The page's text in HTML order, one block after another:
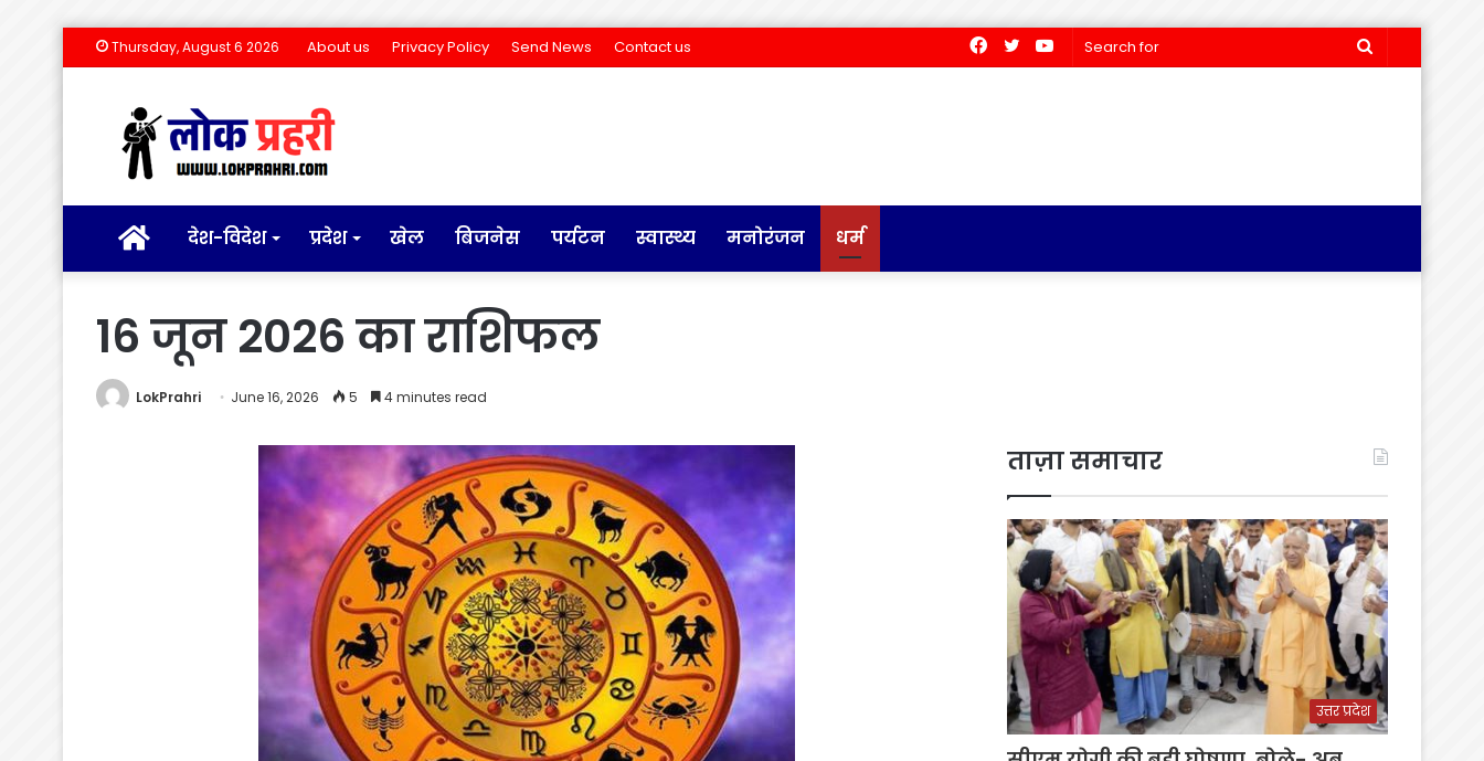
Thursday, August 6 2026 About us Privacy Policy Send News Contact us
Search
YouTube
Twitter
Facebook
होम देश-विदेश प्रदेश खेल बिजनेस पर्यटन स्वास्थ्य मनोरंजन धर्म
16 जून 2026 का राशिफल
LokPrahri June 16, 2026 5 4 minutes read
ताज़ा समाचार
उत्तर प्रदेश